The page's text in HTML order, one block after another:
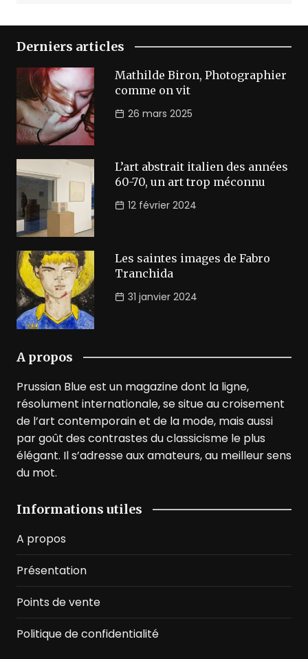
Derniers articles
Mathilde Biron, Photographier
comme on vit
26 mars 2025
L’art abstrait italien des années
60-70, un art trop méconnu
12 février 2024
Les saintes images de Fabro
Tranchida
31 janvier 2024
A propos
Prussian Blue est un magazine dont la ligne,
résolument internationale, se situe au croisement
de l’art contemporain et de la mode, mais aussi
par goût des contrastes du classicisme le plus
élégant. Il s’adresse aux amateurs, au meilleur sens
du mot.
Informations utiles
A propos
Présentation
Points de vente
Politique de confidentialité